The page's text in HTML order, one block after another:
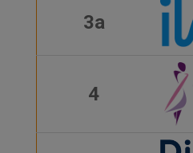
3a
4